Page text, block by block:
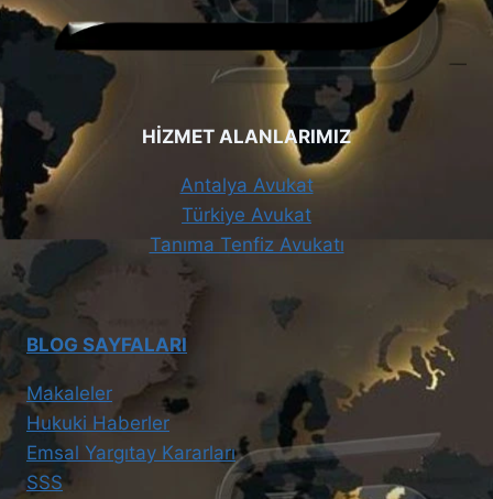
HİZMET ALANLARIMIZ
Antalya Avukat
Türkiye Avukat
Tanıma Tenfiz Avukatı
BLOG SAYFALARI
Makaleler
Hukuki Haberler
Emsal Yargıtay Kararları
SSS